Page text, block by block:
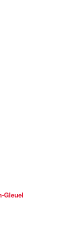
Gleuel